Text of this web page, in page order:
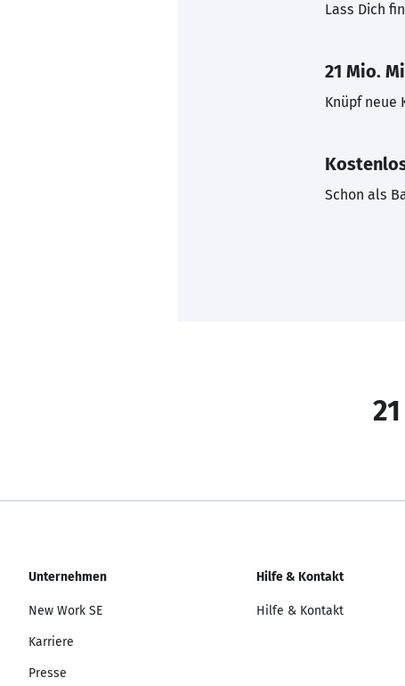
Lass Dich
21 Mio.
Knüpf neue
Schon als
Unternehmen
New Work SE
Karriere
Presse
Hilfe & Kontakt
Hilfe & Kontakt